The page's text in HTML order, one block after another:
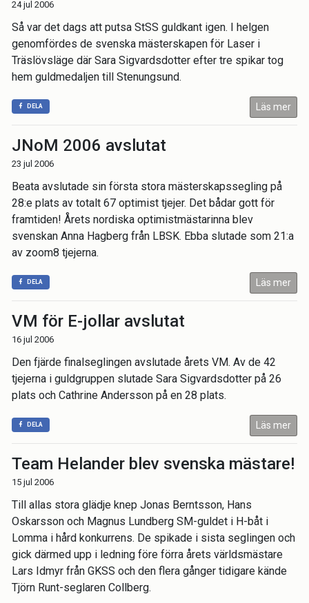
24 jul 2006
Så var det dags att putsa StSS guldkant igen. I helgen
genomfördes de svenska mästerskapen för Laser i
Träslövsläge där Sara Sigvardsdotter efter tre spikar tog
hem guldmedaljen till Stenungsund.
DELA Läs mer
JNoM 2006 avslutat
23 jul 2006
Beata avslutade sin första stora mästerskapssegling på
28:e plats av totalt 67 optimist tjejer. Det bådar gott för
framtiden! Årets nordiska optimistmästarinna blev
svenskan Anna Hagberg från LBSK. Ebba slutade som 21:a
av zoom8 tjejerna.
DELA Läs mer
VM för E-jollar avslutat
16 jul 2006
Den fjärde finalseglingen avslutade årets VM. Av de 42
tjejerna i guldgruppen slutade Sara Sigvardsdotter på 26
plats och Cathrine Andersson på en 28 plats.
DELA Läs mer
Team Helander blev svenska mästare!
15 jul 2006
Till allas stora glädje knep Jonas Berntsson, Hans
Oskarsson och Magnus Lundberg SM-guldet i H-båt i
Lomma i hård konkurrens. De spikade i sista seglingen och
gick därmed upp i ledning före förra årets världsmästare
Lars Idmyr från GKSS och den flera gånger tidigare kände
Tjörn Runt-seglaren Collberg.